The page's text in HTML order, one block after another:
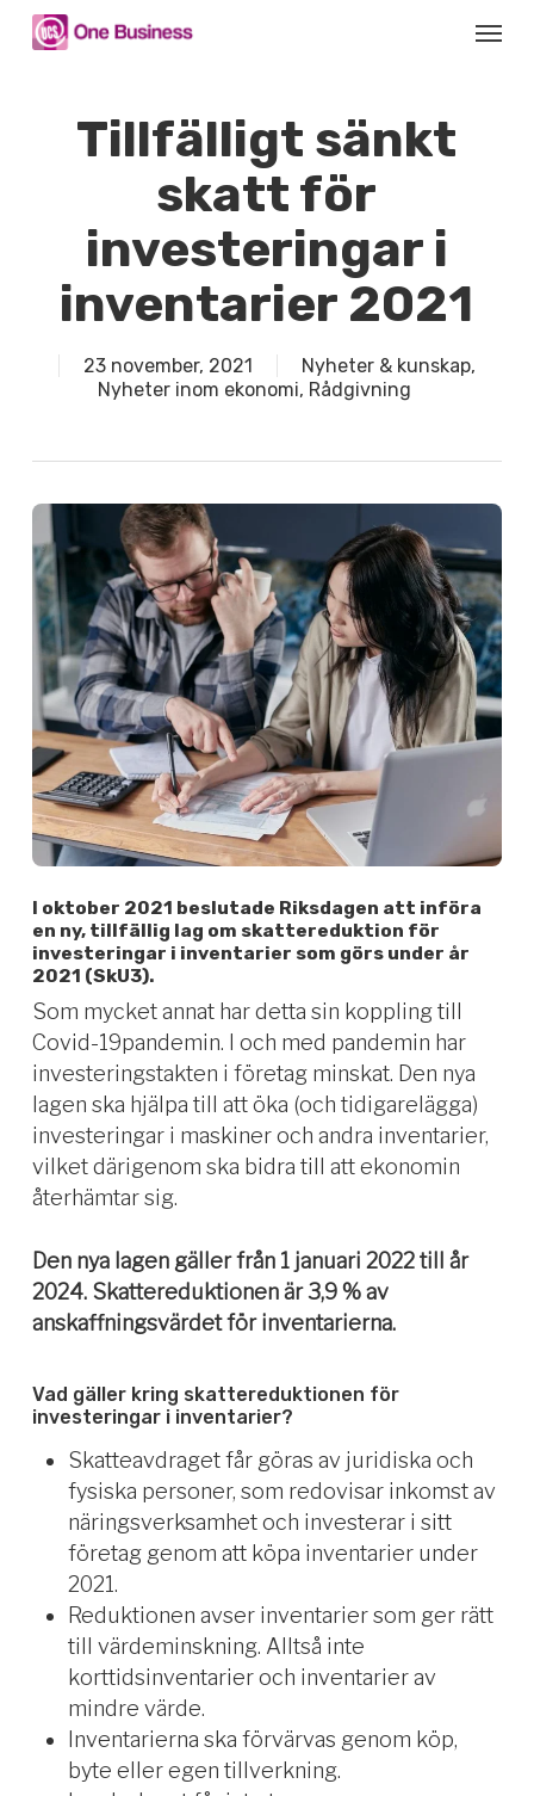
Menu
Tillfälligt sänkt
skatt för
investeringar i
inventarier 2021
23 november, 2021 Nyheter & kunskap,
Nyheter inom ekonomi, Rådgivning
I oktober 2021 beslutade Riksdagen att införa
en ny, tillfällig lag om skattereduktion för
investeringar i inventarier som görs under år
2021 (SkU3).
Som mycket annat har detta sin koppling till
Covid-19pandemin. I och med pandemin har
investeringstakten i företag minskat. Den nya
lagen ska hjälpa till att öka (och tidigarelägga)
investeringar i maskiner och andra inventarier,
vilket därigenom ska bidra till att ekonomin
återhämtar sig.
Den nya lagen gäller från 1 januari 2022 till år
2024. Skattereduktionen är 3,9 % av
anskaffningsvärdet för inventarierna.
Vad gäller kring skattereduktionen för
investeringar i inventarier?
Skatteavdraget får göras av juridiska och
fysiska personer, som redovisar inkomst av
näringsverksamhet och investerar i sitt
företag genom att köpa inventarier under
2021.
Reduktionen avser inventarier som ger rätt
till värdeminskning. Alltså inte
korttidsinventarier och inventarier av
mindre värde.
Inventarierna ska förvärvas genom köp,
byte eller egen tillverkning.